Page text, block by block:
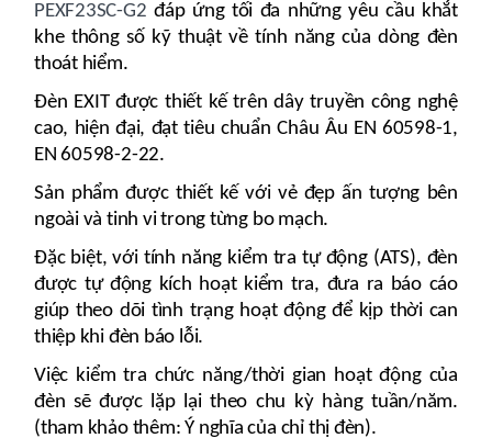
PEXF23SC-G2 đáp ứng tối đa những yêu cầu khắt
khe thông số kỹ thuật về tính năng của dòng đèn
thoát hiểm.
Đèn EXIT được thiết kế trên dây truyền công nghệ
cao, hiện đại, đạt tiêu chuẩn Châu Âu EN 60598-1,
EN 60598-2-22.
Sản phẩm được thiết kế với vẻ đẹp ấn tượng bên
ngoài và tinh vi trong từng bo mạch.
Đặc biệt, với tính năng kiểm tra tự động (ATS), đèn
được tự động kích hoạt kiểm tra, đưa ra báo cáo
giúp theo dõi tình trạng hoạt động để kịp thời can
thiệp khi đèn báo lỗi.
Việc kiểm tra chức năng/thời gian hoạt động của
đèn sẽ được lặp lại theo chu kỳ hàng tuần/năm.
(tham khảo thêm: Ý nghĩa của chỉ thị đèn).